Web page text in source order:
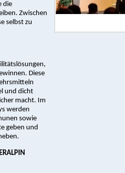
die
Zwischen
selbst zu
Diese
und dicht
macht. Im
werden
sowie
geben und